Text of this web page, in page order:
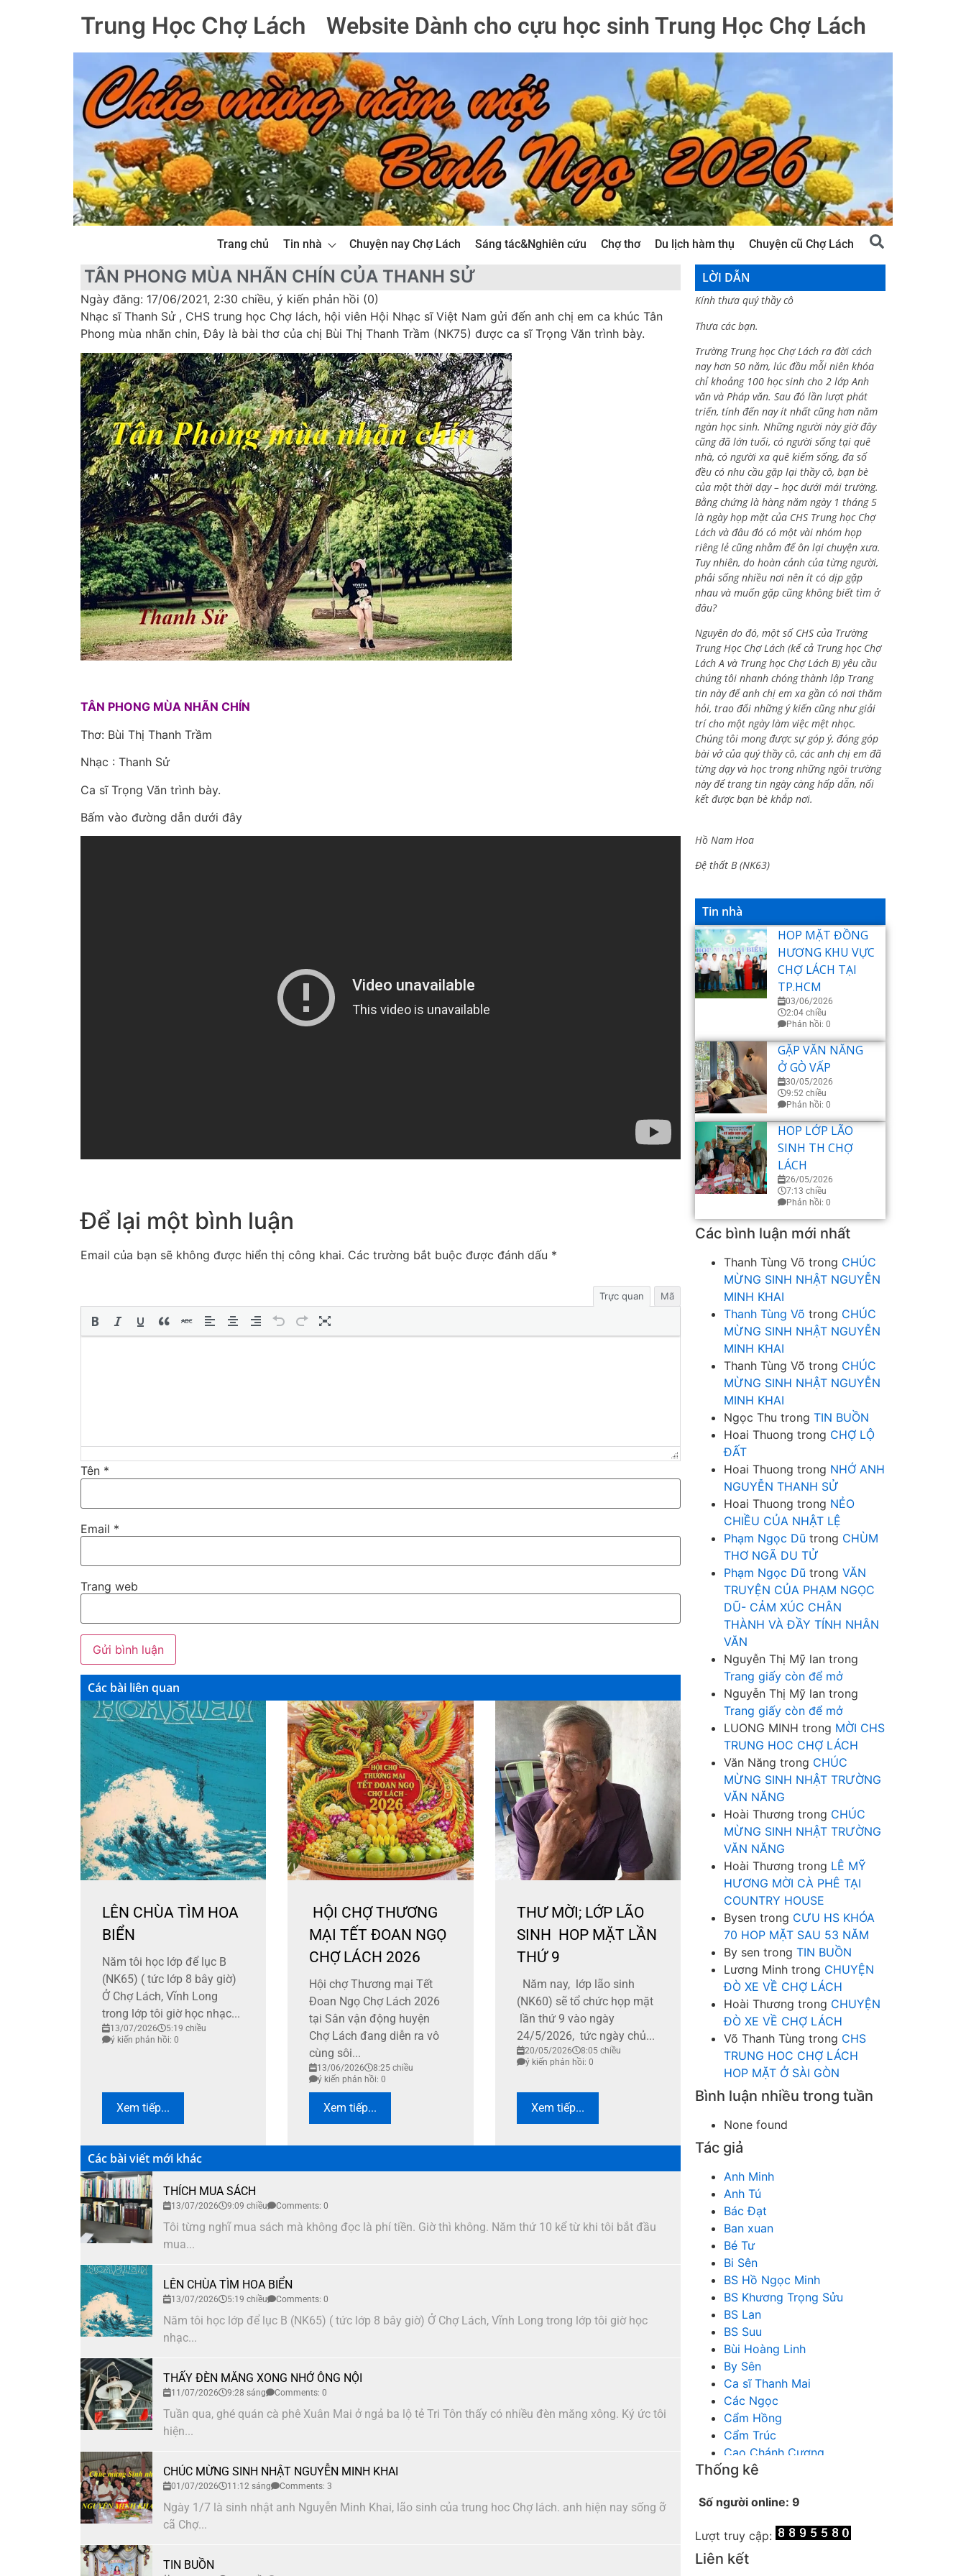
Trung Học Chợ Lách Website Dành cho cựu học sinh Trung Học Chợ Lách
Trang chủ Tin nhà Chuyện nay Chợ Lách Sáng tác&Nghiên cứu Chợ thơ Du lịch hàm thụ Chuyện cũ Chợ Lách
TÂN PHONG MÙA NHÃN CHÍN CỦA THANH SỬ
Ngày đăng: 17/06/2021, 2:30 chiều, ý kiến phản hồi (0)
Nhạc sĩ Thanh Sử , CHS trung học Chợ lách, hội viên Hội Nhạc sĩ Việt Nam gửi đến anh chị em ca khúc Tân
Phong mùa nhãn chin, Đây là bài thơ của chị Bùi Thị Thanh Trầm (NK75) được ca sĩ Trọng Văn trình bày.
TÂN PHONG MÙA NHÃN CHÍN
Thơ: Bùi Thị Thanh Trầm
Nhạc : Thanh Sử
Ca sĩ Trọng Văn trình bày.
Bấm vào đường dẫn dưới đây
Để lại một bình luận
Email của bạn sẽ không được hiển thị công khai. Các trường bắt buộc được đánh dấu *
Trực quan Mã
Tên *
Email *
Trang web
Các bài liên quan
LÊN CHÙA TÌM HOA
BIỂN
Năm tôi học lớp để lục B
(NK65) ( tức lớp 8 bây giờ)
Ở Chợ Lách, Vĩnh Long
trong lớp tôi giờ học nhạc...
13/07/2026
5:19 chiều
ý kiến phản hồi: 0
Xem tiếp...
HỘI CHỢ THƯƠNG
MẠI TẾT ĐOAN NGỌ
CHỢ LÁCH 2026
​Hội chợ Thương mại Tết
Đoan Ngọ Chợ Lách 2026
tại Sân vận động huyện
Chợ Lách đang diễn ra vô
cùng sôi...
13/06/2026
8:25 chiều
ý kiến phản hồi: 0
Xem tiếp...
THƯ MỜI; LỚP LÃO
SINH HOP MẶT LẦN
THỨ 9
Năm nay, lớp lão sinh
(NK60) sẽ tổ chức họp mặt
lần thứ 9 vào ngày
24/5/2026, tức ngày chủ...
20/05/2026
8:05 chiều
ý kiến phản hồi: 0
Xem tiếp...
Các bài viết mới khác
THÍCH MUA SÁCH
13/07/2026 9:09 chiều Comments: 0
Tôi từng nghĩ mua sách mà không đọc là phí tiền. Giờ thì không. Năm thứ 10 kể từ khi tôi bắt đầu
mua...
LÊN CHÙA TÌM HOA BIỂN
13/07/2026 5:19 chiều Comments: 0
Năm tôi học lớp để lục B (NK65) ( tức lớp 8 bây giờ) Ở Chợ Lách, Vĩnh Long trong lớp tôi giờ học
nhạc...
THẤY ĐÈN MĂNG XONG NHỚ ÔNG NỘI
11/07/2026 9:28 sáng Comments: 0
Tuần qua, ghé quán cà phê Xuân Mai ở ngả ba lộ tẻ Tri Tôn thấy có nhiều đèn măng xông. Ký ức tôi
hiện...
CHÚC MỪNG SINH NHẬT NGUYỄN MINH KHAI
01/07/2026 11:12 sáng Comments: 3
Ngày 1/7 là sinh nhật anh Nguyễn Minh Khai, lão sinh của trung hoc Chợ lách. anh hiện nay sống ỡ
cã Chợ...
TIN BUỒN
LỜI DẪN
Kính thưa quý thầy cô
Thưa các bạn.
Trường Trung học Chợ Lách ra đời cách
nay hơn 50 năm, lúc đầu mỗi niên khóa
chỉ khoảng 100 học sinh cho 2 lớp Anh
văn và Pháp văn. Sau đó lần lượt phát
triển, tính đến nay ít nhất cũng hơn năm
ngàn học sinh. Những người này giờ đây
cũng đã lớn tuổi, có người sống tại quê
nhà, có người xa quê kiếm sống, đa số
đều có nhu cầu gặp lại thầy cô, bạn bè
của một thời dạy – học dưới mái trường.
Bằng chứng là hàng năm ngày 1 tháng 5
là ngày họp mặt của CHS Trung học Chợ
Lách và đâu đó có một vài nhóm họp
riêng lẻ cũng nhằm để ôn lại chuyện xưa.
Tuy nhiên, do hoàn cảnh của từng người,
phải sống nhiều nơi nên ít có dịp gặp
nhau và muốn gặp cũng không biết tìm ở
đâu?
Nguyên do đó, một số CHS của Trường
Trung Học Chợ Lách (kể cả Trung học Chợ
Lách A và Trung học Chợ Lách B) yêu cầu
chúng tôi nhanh chóng thành lập Trang
tin này để anh chị em xa gần có nơi thăm
hỏi, trao đổi những ý kiến cũng như giải
trí cho một ngày làm việc mệt nhọc.
Chúng tôi mong được sự góp ý, đóng góp
bài vở của quý thầy cô, các anh chị em đã
từng dạy và học trong những ngôi trường
này để trang tin ngày càng hấp dẫn, nối
kết được bạn bè khắp nơi.
Hồ Nam Hoa
Đệ thất B (NK63)
Tin nhà
HOP MẶT ĐỒNG
HƯƠNG KHU VỰC
CHỢ LÁCH TẠI
TP.HCM
03/06/2026
2:04 chiều
Phản hồi: 0
GẶP VĂN NĂNG
Ở GÒ VẤP
30/05/2026
9:52 chiều
Phản hồi: 0
HOP LỚP LÃO
SINH TH CHỢ
LÁCH
26/05/2026
7:13 chiều
Phản hồi: 0
Các bình luận mới nhất
Thanh Tùng Võ trong CHÚC
MỪNG SINH NHẬT NGUYỄN
MINH KHAI
Thanh Tùng Võ trong CHÚC
MỪNG SINH NHẬT NGUYỄN
MINH KHAI
Thanh Tùng Võ trong CHÚC
MỪNG SINH NHẬT NGUYỄN
MINH KHAI
Ngọc Thu trong TIN BUỒN
Hoai Thuong trong CHỢ LỘ
ĐẤT
Hoai Thuong trong NHỚ ANH
NGUYỄN THANH SỬ
Hoai Thuong trong NẺO
CHIỀU CỦA NHẬT LỆ
Phạm Ngọc Dũ trong CHÙM
THƠ NGÃ DU TỬ
Phạm Ngọc Dũ trong VĂN
TRUYỆN CỦA PHẠM NGỌC
DŨ- CẢM XÚC CHÂN
THÀNH VÀ ĐẦY TÍNH NHÂN
VĂN
Nguyễn Thị Mỹ lan trong
Trang giấy còn để mở
Nguyễn Thị Mỹ lan trong
Trang giấy còn để mở
LUONG MINH trong MỜI CHS
TRUNG HOC CHỢ LÁCH
Văn Năng trong CHÚC
MỪNG SINH NHẬT TRƯỜNG
VĂN NĂNG
Hoài Thương trong CHÚC
MỪNG SINH NHẬT TRƯỜNG
VĂN NĂNG
Hoài Thương trong LÊ MỸ
HƯƠNG MỜI CÀ PHÊ TẠI
COUNTRY HOUSE
Bysen trong CƯU HS KHÓA
70 HOP MẶT SAU 53 NĂM
By sen trong TIN BUỒN
Lương Minh trong CHUYỆN
ĐÒ XE VỀ CHỢ LÁCH
Hoài Thương trong CHUYỆN
ĐÒ XE VỀ CHỢ LÁCH
Võ Thanh Tùng trong CHS
TRUNG HOC CHỢ LÁCH
HOP MẶT Ở SÀI GÒN
Bình luận nhiều trong tuần
None found
Tác giả
Anh Minh
Anh Tú
Bác Đạt
Ban xuan
Bé Tư
Bi Sên
BS Hồ Ngọc Minh
BS Khương Trọng Sửu
BS Lan
BS Suu
Bùi Hoàng Linh
By Sên
Ca sĩ Thanh Mai
Các Ngọc
Cẩm Hồng
Cẩm Trúc
Cao Chánh Cương
Cao Nhật Quyên
Chích Chị
Chu Trầm Nguyên Minh
Cò Bằng
Thống kê
Số người online: 9
Lượt truy cập:
Liên kết